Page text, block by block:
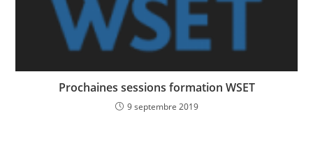
Prochaines sessions formation WSET
9 septembre 2019